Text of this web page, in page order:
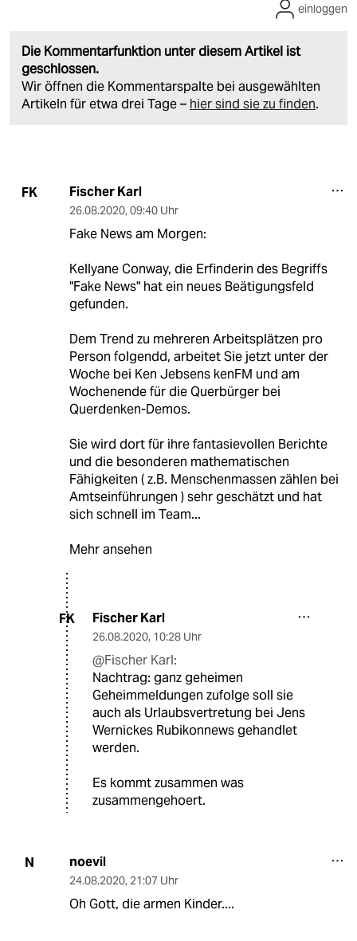
Die Kommentarfunktion unter diesem Artikel ist
geschlossen.
Wir öffnen die Kommentarspalte bei ausgewählten
Artikeln für etwa drei Tage – hier sind sie zu finden.
einloggen
FK Fischer Karl
26.08.2020, 09:40 Uhr
Fake News am Morgen:
Kellyane Conway, die Erfinderin des Begriffs
"Fake News" hat ein neues Beätigungsfeld
gefunden.
Dem Trend zu mehreren Arbeitsplätzen pro
Person folgendd, arbeitet Sie jetzt unter der
Woche bei Ken Jebsens kenFM und am
Wochenende für die Querbürger bei
Querdenken-Demos.
Sie wird dort für ihre fantasievollen Berichte
und die besonderen mathematischen
Fähigkeiten ( z.B. Menschenmassen zählen bei
Amtseinführungen ) sehr geschätzt und hat
sich schnell im Team...
Mehr ansehen
FK Fischer Karl
26.08.2020, 10:28 Uhr
@Fischer Karl:
Nachtrag: ganz geheimen
Geheimmeldungen zufolge soll sie
auch als Urlaubsvertretung bei Jens
Wernickes Rubikonnews gehandlet
werden.
Es kommt zusammen was
zusammengehoert.
N noevil
24.08.2020, 21:07 Uhr
Oh Gott, die armen Kinder....